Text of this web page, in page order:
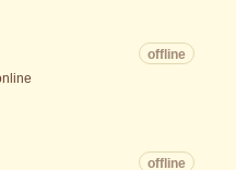
offline
offline